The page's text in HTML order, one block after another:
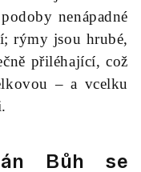
nenápadné
rýmy jsou hrubé,
přiléhající, což
– a vcelku
Bůh se